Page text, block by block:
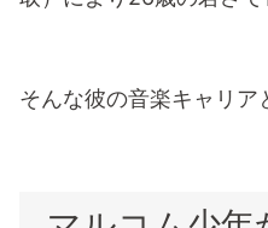
そんな彼の音楽キャリア